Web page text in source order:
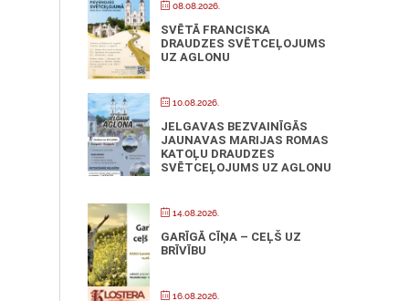
08.08.2026.
SVĒTĀ FRANCISKA
DRAUDZES SVĒTCEĻOJUMS
UZ AGLONU
10.08.2026.
JELGAVAS BEZVAINĪGĀS
JAUNAVAS MARIJAS ROMAS
KATOĻU DRAUDZES
SVĒTCEĻOJUMS UZ AGLONU
14.08.2026.
GARĪGĀ CĪŅA – CEĻŠ UZ
BRĪVĪBU
16.08.2026.